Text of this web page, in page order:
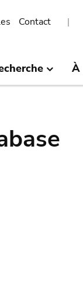
Contact
À